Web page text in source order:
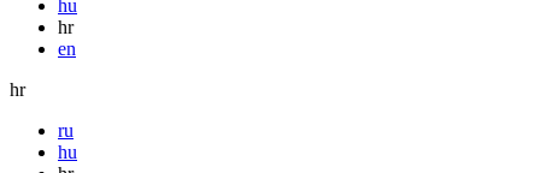
hu
hr
en
hr
ru
hu